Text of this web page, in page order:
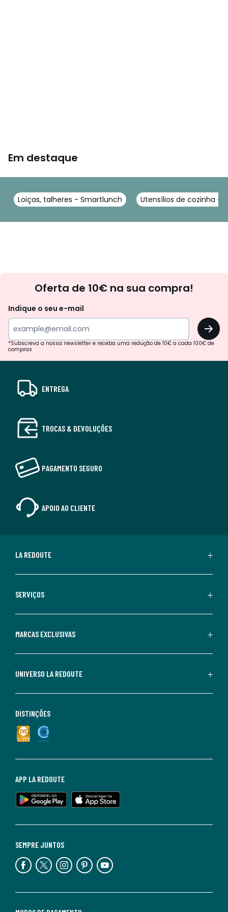
Em destaque
Loiças, talheres - Smartlunch Utensílios de cozinha -
Oferta de 10€ na sua compra!
Indique o seu e-mail
OK
*Subscreva a nossa newsletter e receba uma redução de 10€ a cada 100€ de
compras
ENTREGA
TROCAS & DEVOLUÇÕES
PAGAMENTO SEGURO
APOIO AO CLIENTE
LA REDOUTE
SERVIÇOS
MARCAS EXCLUSIVAS
UNIVERSO LA REDOUTE
SEMPRE JUNTOS
APP LA REDOUTE
DISTINÇÕES